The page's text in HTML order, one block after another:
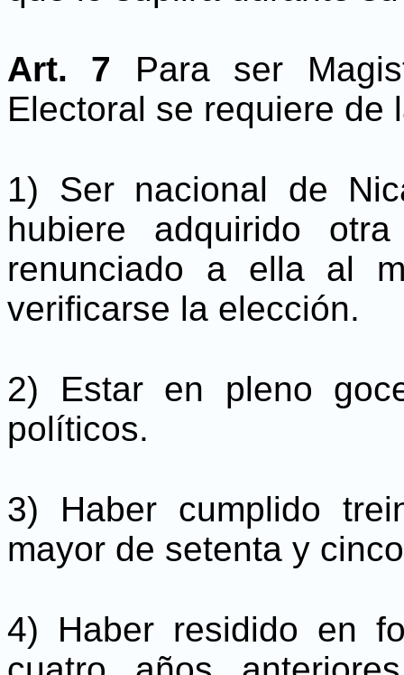
Art. 7 Para ser
Electoral se requiere de
1) Ser nacional de
hubiere adquirido
renunciado a ella al
verificarse la elección.
2) Estar en pleno
políticos.
3) Haber cumplido
mayor de setenta y
4) Haber residido en